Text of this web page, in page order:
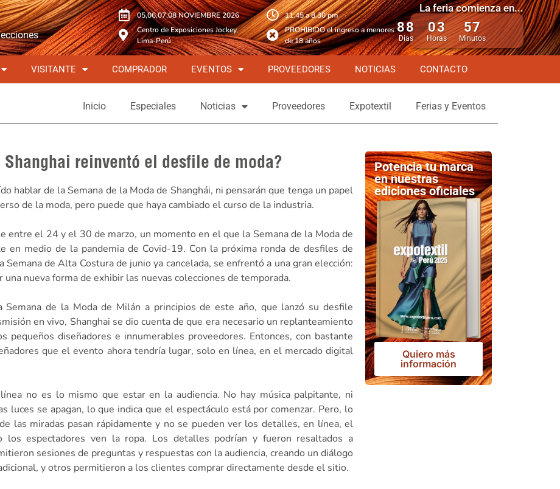
05,06,07,08 NOVIEMBRE 2026
Centro de Exposiciones Jockey,
Lima-Perú
11.45 a 8.30 pm
PROHIBIDO el ingreso a menores
de 18 años
La feria comienza en...
88
Días
03
Horas
57
Minutos
VISITANTE COMPRADOR EVENTOS PROVEEDORES NOTICIAS CONTACTO
Inicio Especiales Noticias Proveedores Expotextil Ferias y Eventos
reinventó el desfile de moda?
hablar de la Semana de la Moda de Shanghái, ni pensarán que tenga un papel
de la moda, pero puede que haya cambiado el curso de la industria.
entre el 24 y el 30 de marzo, un momento en el que la Semana de la Moda de
en medio de la pandemia de Covid-19. Con la próxima ronda de desfiles de
Semana de Alta Costura de junio ya cancelada, se enfrentó a una gran elección:
nueva forma de exhibir las nuevas colecciones de temporada.
de la Moda de Milán a principios de este año, que lanzó su desfile
en vivo, Shanghai se dio cuenta de que era necesario un replanteamiento
pequeños diseñadores e innumerables proveedores. Entonces, con bastante
que el evento ahora tendría lugar, solo en línea, en el mercado digital
no es lo mismo que estar en la audiencia. No hay música palpitante, ni
luces se apagan, lo que indica que el espectáculo está por comenzar. Pero, lo
las miradas pasan rápidamente y no se pueden ver los detalles, en línea, el
espectadores ven la ropa. Los detalles podrían y fueron resaltados a
sesiones de preguntas y respuestas con la audiencia, creando un diálogo
y otros permitieron a los clientes comprar directamente desde el sitio.
Potencia tu marca
en nuestras
ediciones oficiales
Quiero más
información